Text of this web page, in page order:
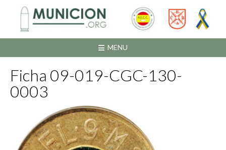
contenido
MENU
Ficha 09-019-CGC-130-
0003